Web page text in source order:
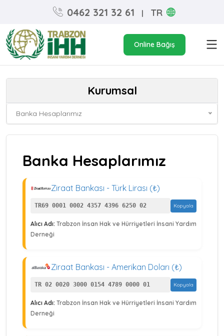
0462 321 32 61 | TR
Online Bağış
Kurumsal
Banka Hesaplarımız
Banka Hesaplarımız
Ziraat Bankası - Türk Lirası (₺)
TR69 0001 0002 4357 4396 6250 02 Kopyala
Alıcı Adı: Trabzon İnsan Hak ve Hürriyetleri İnsani Yardım
Derneği
Ziraat Bankası - Amerikan Doları (₺)
TR 02 0020 3000 0154 4789 0000 01 Kopyala
Alıcı Adı: Trabzon İnsan Hak ve Hürriyetleri İnsani Yardım
Derneği